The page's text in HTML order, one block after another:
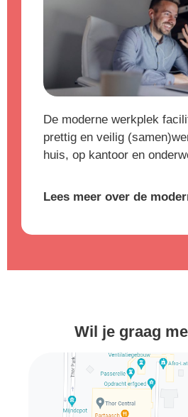
De moderne werkplek
prettig en veilig
huis, op kantoor en
Lees meer over de
Wil je graag